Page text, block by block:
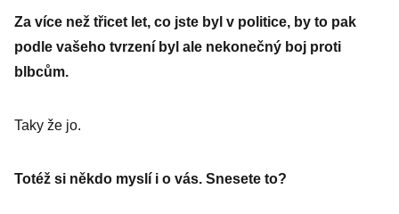
Za více než třicet let, co jste byl v politice, by to pak
podle vašeho tvrzení byl ale nekonečný boj proti
blbcům.
Taky že jo.
Totéž si někdo myslí i o vás. Snesete to?